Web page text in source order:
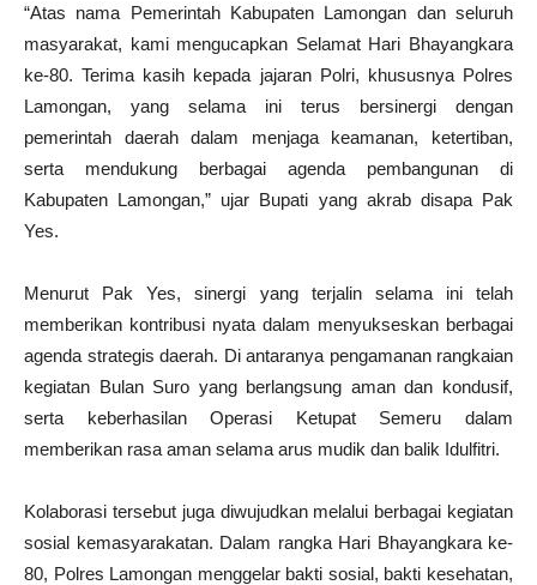
“Atas nama Pemerintah Kabupaten Lamongan dan seluruh
masyarakat, kami mengucapkan Selamat Hari Bhayangkara
ke-80. Terima kasih kepada jajaran Polri, khususnya Polres
Lamongan, yang selama ini terus bersinergi dengan
pemerintah daerah dalam menjaga keamanan, ketertiban,
serta mendukung berbagai agenda pembangunan di
Kabupaten Lamongan,” ujar Bupati yang akrab disapa Pak
Yes.
Menurut Pak Yes, sinergi yang terjalin selama ini telah
memberikan kontribusi nyata dalam menyukseskan berbagai
agenda strategis daerah. Di antaranya pengamanan rangkaian
kegiatan Bulan Suro yang berlangsung aman dan kondusif,
serta keberhasilan Operasi Ketupat Semeru dalam
memberikan rasa aman selama arus mudik dan balik Idulfitri.
Kolaborasi tersebut juga diwujudkan melalui berbagai kegiatan
sosial kemasyarakatan. Dalam rangka Hari Bhayangkara ke-
80, Polres Lamongan menggelar bakti sosial, bakti kesehatan,